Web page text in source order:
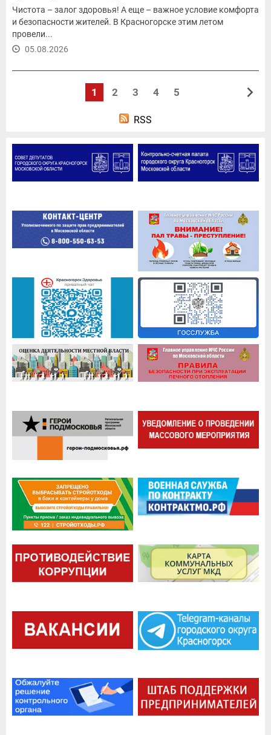
Чистота – залог здоровья! А еще – важное условие комфорта
и безопасности жителей. В Красногорске этим летом
провели...
05.08.2026
1 2 3 4 5
RSS